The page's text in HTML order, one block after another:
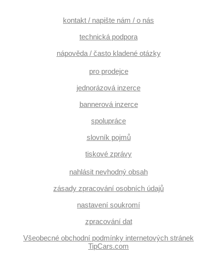
kontakt / napište nám / o nás
technická podpora
nápověda / často kladené otázky
pro prodejce
jednorázová inzerce
bannerová inzerce
spolupráce
slovník pojmů
tiskové zprávy
nahlásit nevhodný obsah
zásady zpracování osobních údajů
nastavení soukromí
zpracování dat
Všeobecné obchodní podmínky internetových stránek
TipCars.com